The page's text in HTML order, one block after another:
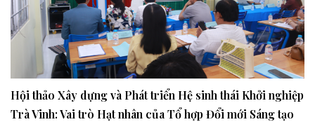
Hội thảo Xây dựng và Phát triển Hệ sinh thái Khởi nghiệp
Trà Vinh: Vai trò Hạt nhân của Tổ hợp Đổi mới Sáng tạo